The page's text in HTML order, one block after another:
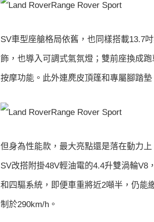
SV車型座艙格局依舊，也同樣搭載13.7
飾，也導入可調式氣氛燈；雙前座換成
按摩功能。此外連麂皮頂篷和專屬腳踏
但身為性能款，最大亮點還是落在動力
SV改搭附掛48V輕油電的4.4升雙渦輪V8
和四驅系統，即便車重將近2噸半，仍能
制於290km/h。